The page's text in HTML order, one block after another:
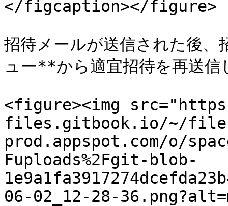
</figcaption></figure>
招待メールが送信された後
ュー**から適宜招待を再送
<figure><img
files.gitbook.io/~/
prod.appspot.com/o/
Fuploads%2Fgit-blob-
06-02_12-28-